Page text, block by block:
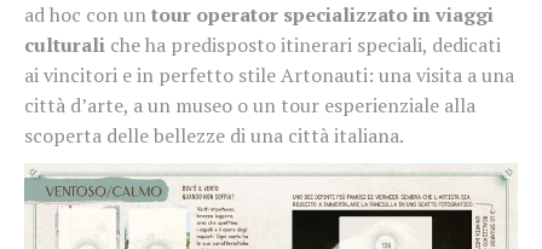
ad hoc con untour operator specializzato in viaggi
culturali che ha predisposto itinerari speciali, dedicati
ai vincitori e in perfetto stile Artonauti: una visita a una
città d’arte, a un museo o un tour esperienziale alla
scoperta delle bellezze di una città italiana.